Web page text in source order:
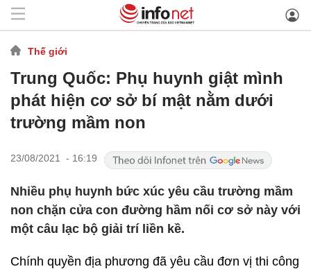
Thế giới
Trung Quốc: Phụ huynh giật mình
phát hiện cơ sở bí mật nằm dưới
trường mầm non
23/08/2021 - 16:19
Nhiều phụ huynh bức xúc yêu cầu trường mầm
non chặn cửa con đường hầm nối cơ sở này với
một câu lạc bộ giải trí liền kề.
Chính quyền địa phương đã yêu cầu đơn vị thi công